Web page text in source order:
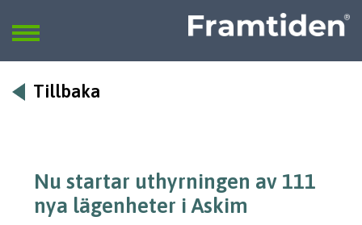
SÖK
Tillbaka
Nu startar uthyrningen av 111
nya lägenheter i Askim